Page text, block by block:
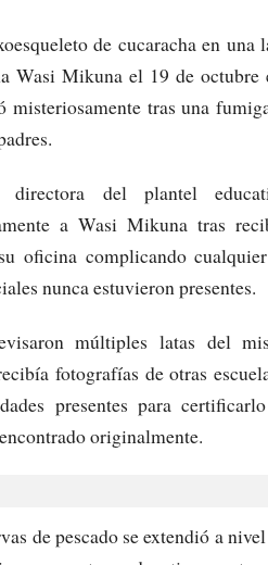
de cucaracha en una
Wasi Mikuna el 19 de
misteriosamente tras una
directora del plantel
a Wasi Mikuna tras
oficina complicando
nunca estuvieron presentes.​
múltiples latas del
fotografías de otras
presentes para
originalmente.​
de pescado se extendió a